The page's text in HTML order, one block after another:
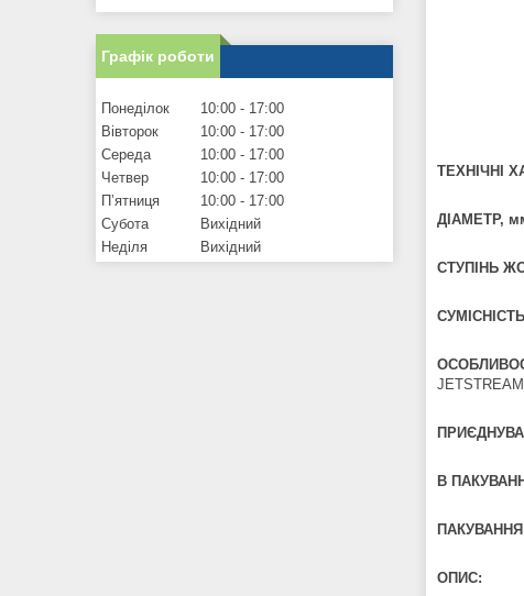
ТЕХНІЧНІ
ДІАМЕТР,
СТУПІНЬ
JETSTREAM
В
ОПИС:
Графік роботи
Понеділок 10:00
17:00
Вівторок
10:00
17:00
Середа
10:00
17:00
Четвер
10:00
17:00
Пʼятниця
10:00
17:00
Субота
Вихідний
Неділя
Вихідний